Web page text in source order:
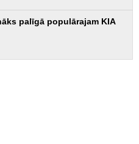
palīgā populārajam KIA